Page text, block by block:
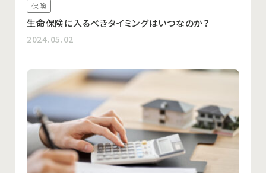
保険
生命保険に入るべきタイミングはいつなのか？
2024.05.02